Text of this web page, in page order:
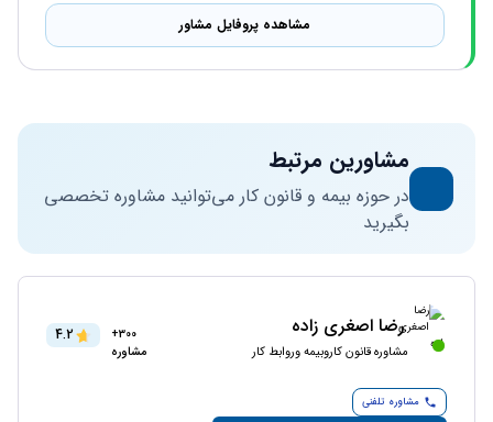
مشاهده پروفایل مشاور
مشاورین مرتبط
در حوزه بیمه و قانون کار می‌توانید مشاوره تخصصی
بگیرید
رضا اصغری زاده
مشاوره قانون کاروبیمه وروابط کار
300+
مشاوره
4.2
مشاوره تلفنی